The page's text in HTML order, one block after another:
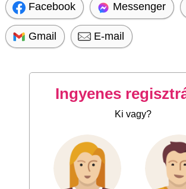
Facebook Messenger
Gmail E-mail
Ingyenes
Ki vagy?